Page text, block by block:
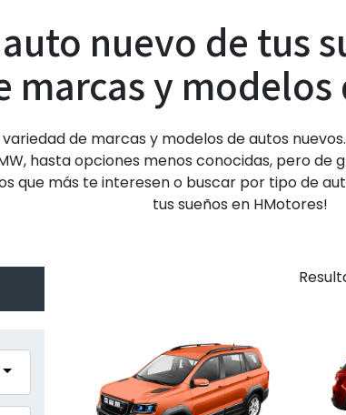
nuevo de tus
marcas y
de marcas y modelos de autos
hasta opciones menos conocidas, pero de
que más te interesen o buscar por tipo de
tus sueños en HMotores!